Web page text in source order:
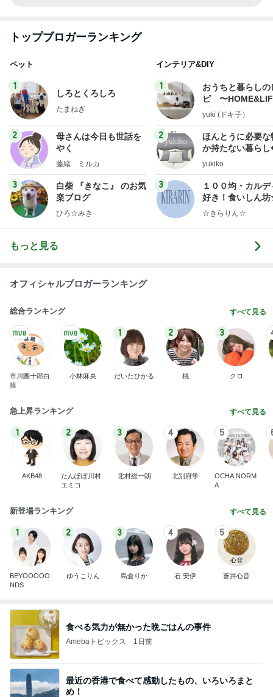
トップブロガーランキング
ペット
1
しろとくろしろ
たまねぎ
2
母さんは今日も世話を
やく
藤緒 ミルカ
3
白柴 『きなこ』 のお気
楽ブログ
ひろ☆みき
インテリア&DIY
1
おうちと暮らしの
ピ 〜
yuki (ドキ子）
2
ほんとうに必要な
か持たない暮ら
ep Life Simple◆
yukiko
3
１００均・カルデ
好き！食いしん
らりん☆のブログ
☆きらりん☆
もっと見る
オフィシャルブロガーランキング
総合ランキング すべて見る
市川團十郎白
猿
小林麻央
1
だいたひかる
2
桃
3
クロ
急上昇ランキング すべて見る
1
AKB48
2
たんぽぽ川村
エミコ
3
北村総一朗
4
北別府学
5
OCHA NORM
A
新登場ランキング すべて見る
1
BEYOOOOO
NDS
2
ゆうこりん
3
島倉りか
4
石 安伊
5
蒼井心音
食べる気力が無かった晩ごはんの事件
Amebaトピックス 1日前
最近の香港で食べて感動したもの、いろいろまと
め！